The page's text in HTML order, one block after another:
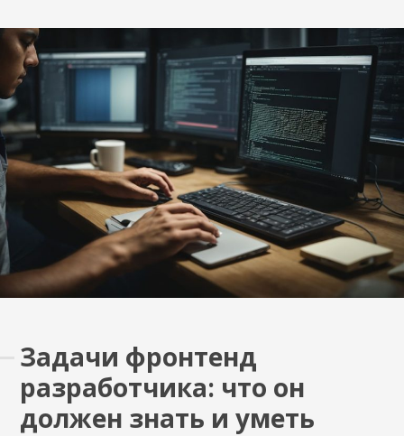
Анализировать
следует, когда нет
притока клиентов,
наблюдаются…
Задачи фронтенд
разработчика: что он
должен знать и уметь